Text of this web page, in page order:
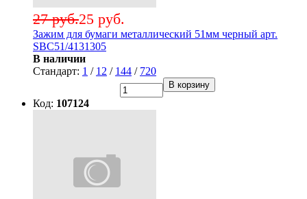
25 руб.
27 руб.
Зажим для бумаги металлический 51мм черный арт.
SBC51/4131305
В наличии
Стандарт: 1 / 12 / 144 / 720
В корзину
Код: 107124